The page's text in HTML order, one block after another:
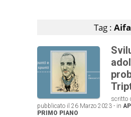
Tag : Aifa
scritto
pubblicato il 26 Marzo 2023 - in
PRIMO PIANO